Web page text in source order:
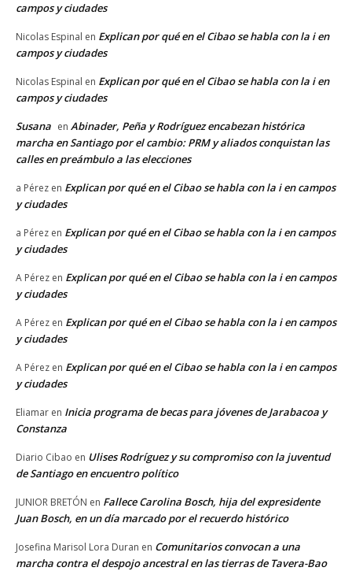
campos y ciudades
Nicolas Espinal en Explican por qué en el Cibao se habla con la i en
campos y ciudades
Nicolas Espinal en Explican por qué en el Cibao se habla con la i en
campos y ciudades
Susana en Abinader, Peña y Rodríguez encabezan histórica
marcha en Santiago por el cambio: PRM y aliados conquistan las
calles en preámbulo a las elecciones
a Pérez en Explican por qué en el Cibao se habla con la i en campos
y ciudades
a Pérez en Explican por qué en el Cibao se habla con la i en campos
y ciudades
A Pérez en Explican por qué en el Cibao se habla con la i en campos
y ciudades
A Pérez en Explican por qué en el Cibao se habla con la i en campos
y ciudades
A Pérez en Explican por qué en el Cibao se habla con la i en campos
y ciudades
Eliamar en Inicia programa de becas para jóvenes de Jarabacoa y
Constanza
Diario Cibao en Ulises Rodríguez y su compromiso con la juventud
de Santiago en encuentro político
JUNIOR BRETÓN en Fallece Carolina Bosch, hija del expresidente
Juan Bosch, en un día marcado por el recuerdo histórico
Josefina Marisol Lora Duran en Comunitarios convocan a una
marcha contra el despojo ancestral en las tierras de Tavera-Bao